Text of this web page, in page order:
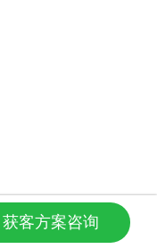
获客方案咨询